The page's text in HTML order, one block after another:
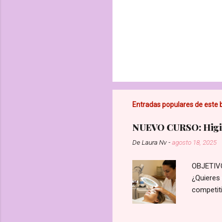
Entradas populares de este
NUEVO CURSO:
DeLaura Nv -agosto 18, 2025